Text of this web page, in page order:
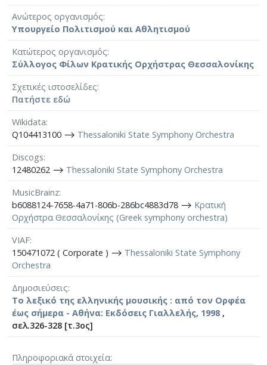
Ανώτερος οργανισμός
Υπουργείο Πολιτισμού και Αθλητισμού
Κατώτερος οργανισμός
Σύλλογος Φίλων Κρατικής Ορχήστρας Θεσσαλονίκης
Σχετικές ιστοσελίδες
Πατήστε εδώ
Wikidata
Q104413100 ⟶ Thessaloniki State Symphony Orchestra
Discogs
12480262 ⟶ Thessaloniki State Symphony Orchestra
MusicBrainz
b6088124-7658-4a71-806b-286bc4883d78 ⟶ Κρατική
Ορχήστρα Θεσσαλονίκης (Greek symphony orchestra)
VIAF
150471072 ( Corporate ) ⟶ Thessaloniki State Symphony
Orchestra
Δημοσιεύσεις
Το λεξικό της ελληνικής μουσικής : από τον Ορφέα
έως σήμερα - Αθήνα: Εκδόσεις Γιαλλελής, 1998 ,
σελ.326-328 [τ.3ος]
Πληροφοριακά στοιχεία